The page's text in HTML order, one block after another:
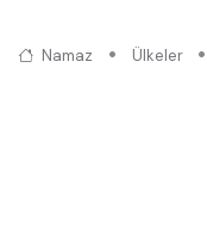
Namaz Ülkeler